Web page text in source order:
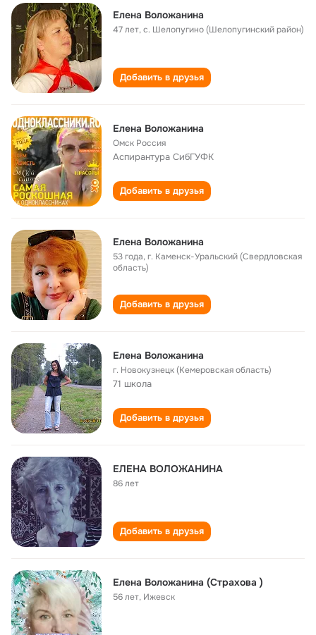
Елена Воложанина
47 лет,с. Шелопугино (Шелопугинский район)
Добавить в друзья
Елена Воложанина
Омск Россия
Аспирантура СибГУФК
Добавить в друзья
Елена Воложанина
53 года,г. Каменск-Уральский (Свердловская
область)
Добавить в друзья
Елена Воложанина
г. Новокузнецк (Кемеровская область)
71 школа
Добавить в друзья
ЕЛЕНА ВОЛОЖАНИНА
86 лет
Добавить в друзья
Елена Воложанина (Страхова )
56 лет, Ижевск